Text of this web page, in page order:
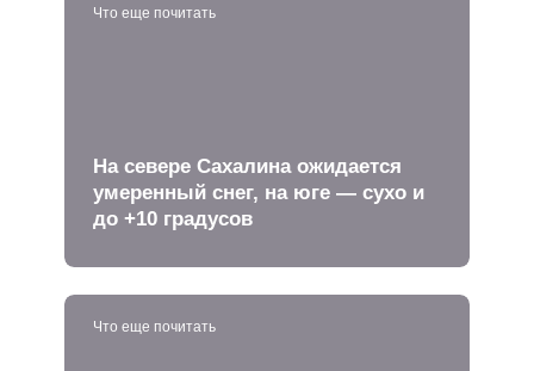
Что еще почитать
На севере Сахалина ожидается
умеренный снег, на юге — сухо и
до +10 градусов
Что еще почитать